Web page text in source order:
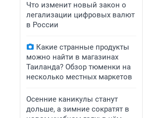
Что изменит новый закон о
легализации цифровых валют
в России
Какие странные продукты
можно найти в магазинах
Таиланда? Обзор тюменки на
несколько местных маркетов
Осенние каникулы станут
дольше, а зимние сократят в